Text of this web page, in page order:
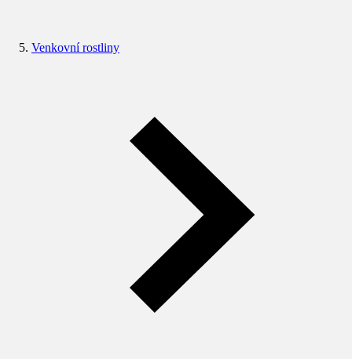
Venkovní rostliny